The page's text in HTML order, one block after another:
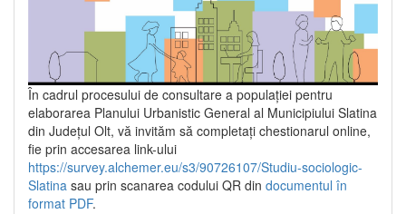
În cadrul procesului de consultare a populaţiei pentru
elaborarea Planului Urbanistic General al Municipiului Slatina
din Județul Olt, vă invităm să completați chestionarul online,
fie prin accesarea link-ului
https://survey.alchemer.eu/s3/90726107/Studiu-sociologic-
Slatina sau prin scanarea codului QR din documentul în
format PDF.